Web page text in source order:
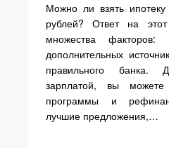
Можно ли взять
рублей? Ответ на
множества факторов:
дополнительных
правильного банка.
зарплатой, вы
программы и
лучшие предложения,…